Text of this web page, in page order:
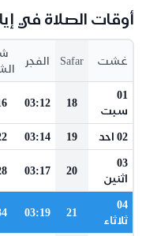
أوقات الصلاة في
غشت Safar الفجر
01
سبت
18
03:12
02 احد 19
03:14
03
اثنين
20
03:17
04
ثلاثاء
21
03:19